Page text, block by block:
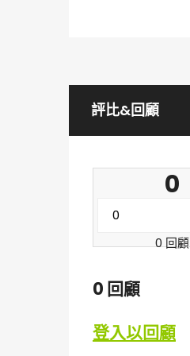
評比&回顧
0
0 回顧
0 回顧
登入以回顧